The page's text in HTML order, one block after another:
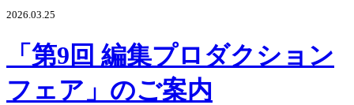
2026.03.25
「第9回 編集プロダクション
フェア」のご案内